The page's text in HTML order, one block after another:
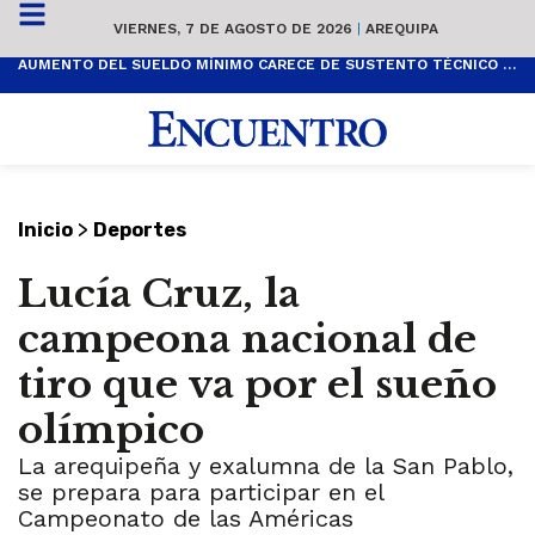
VIERNES, 7 DE AGOSTO DE 2026 | AREQUIPA
AUMENTO DEL SUELDO MÍNIMO CARECE DE SUSTENTO TÉCNICO Y ES POPULISTA
Inicio > Deportes
Lucía Cruz, la
campeona nacional de
tiro que va por el sueño
olímpico
La arequipeña y exalumna de la San Pablo,
se prepara para participar en el
Campeonato de las Américas